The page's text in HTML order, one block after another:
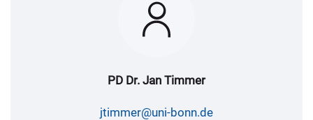
PD Dr. Jan Timmer
jtimmer@uni-bonn.de